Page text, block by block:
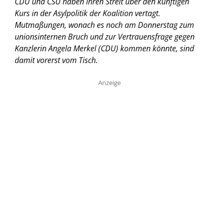
Kurs in der Asylpolitik der Koalition vertagt.
Mutmaßungen, wonach es noch am Donnerstag zum
unionsinternen Bruch und zur Vertrauensfrage gegen
Kanzlerin Angela Merkel (CDU) kommen könnte, sind
damit vorerst vom Tisch.
Anzeige